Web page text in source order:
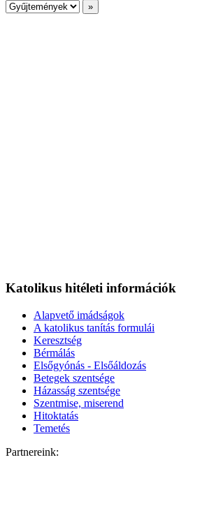
Katolikus hitéleti információk
Alapvető imádságok
A katolikus tanítás formulái
Keresztség
Bérmálás
Elsőgyónás - Elsőáldozás
Betegek szentsége
Házasság szentsége
Szentmise, miserend
Hitoktatás
Temetés
Partnereink: